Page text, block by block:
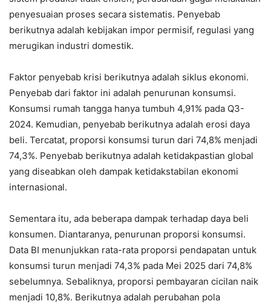
penyesuaian proses secara sistematis. Penyebab
berikutnya adalah kebijakan impor permisif, regulasi yang
merugikan industri domestik.
Faktor penyebab krisi berikutnya adalah siklus ekonomi.
Penyebab dari faktor ini adalah penurunan konsumsi.
Konsumsi rumah tangga hanya tumbuh 4,91% pada Q3-
2024. Kemudian, penyebab berikutnya adalah erosi daya
beli. Tercatat, proporsi konsumsi turun dari 74,8% menjadi
74,3%. Penyebab berikutnya adalah ketidakpastian global
yang diseabkan oleh dampak ketidakstabilan ekonomi
internasional.
Sementara itu, ada beberapa dampak terhadap daya beli
konsumen. Diantaranya, penurunan proporsi konsumsi.
Data BI menunjukkan rata-rata proporsi pendapatan untuk
konsumsi turun menjadi 74,3% pada Mei 2025 dari 74,8%
sebelumnya. Sebaliknya, proporsi pembayaran cicilan naik
menjadi 10,8%. Berikutnya adalah perubahan pola